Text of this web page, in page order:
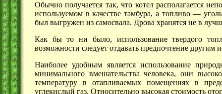
Обычно получается так, что котел располагается
используемом в качестве тамбура, а топливо —
был выгружен из самосвала. Дрова хранятся не в
Как бы то ни было, использование твердого
возможности следует отдавать предпочтение другим
Наиболее удобным является использование
минимального вмешательства человека, они
температуру в отапливаемых помещениях в
углекислый газ. Относительно высокая стоимость